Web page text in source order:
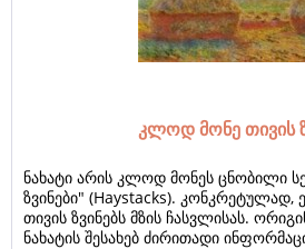
კლოდ მონე თივის
ნახატი არის კლოდ მონეს ცნობილი
ზვინები" (Haystacks). კონკრეტულად,
თივის ზვინებს მზის ჩასვლისას.
ნახატის შესახებ ძირითადი